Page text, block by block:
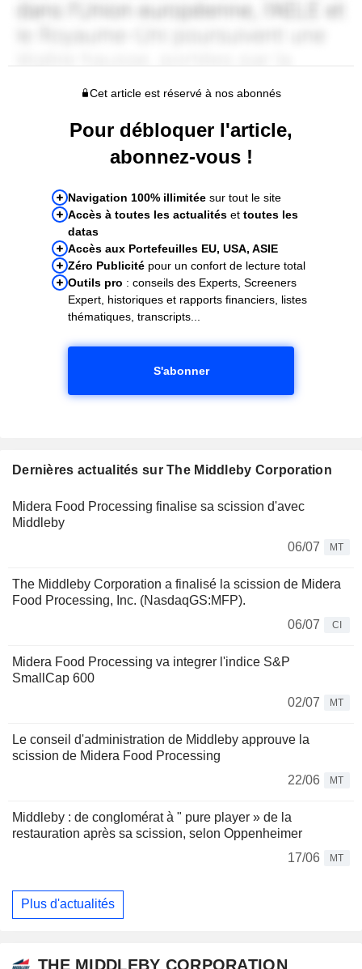
Cet article est réservé à nos abonnés
Pour débloquer l'article,
abonnez-vous !
Navigation 100% illimitée sur tout le site
Accès à toutes les actualités et toutes les
datas
Accès aux Portefeuilles EU, USA, ASIE
Zéro Publicité pour un confort de lecture total
Outils pro : conseils des Experts, Screeners
Expert, historiques et rapports financiers, listes
thématiques, transcripts...
S'abonner
Dernières actualités sur The Middleby Corporation
Midera Food Processing finalise sa scission d'avec
Middleby
06/07
MT
The Middleby Corporation a finalisé la scission de Midera
Food Processing, Inc. (NasdaqGS:MFP).
06/07
CI
Midera Food Processing va integrer l'indice S&P
SmallCap 600
02/07
MT
Le conseil d'administration de Middleby approuve la
scission de Midera Food Processing
22/06
MT
Middleby : de conglomérat à " pure player » de la
restauration après sa scission, selon Oppenheimer
17/06
MT
Plus d'actualités
THE MIDDLEBY CORPORATION